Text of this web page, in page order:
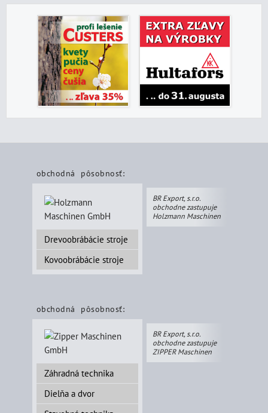
obchodná pôsobnosť:
Drevoobrábácie stroje
Kovoobrábácie stroje
BR Export, s.r.o.
obchodne zastupuje
Holzmann Maschinen
obchodná pôsobnosť:
Záhradná technika
Dielňa a dvor
BR Export, s.r.o.
obchodne zastupuje
ZIPPER Maschinen